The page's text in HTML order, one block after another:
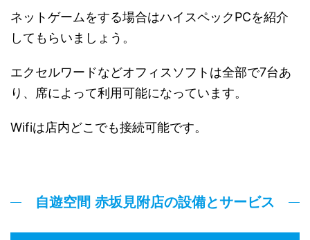
ネットゲームをする場合はハイスペックPCを紹介
してもらいましょう。
エクセルワードなどオフィスソフトは全部で7台あ
り、席によって利用可能になっています。
Wifiは店内どこでも接続可能です。
自遊空間 赤坂見附店の設備とサービス